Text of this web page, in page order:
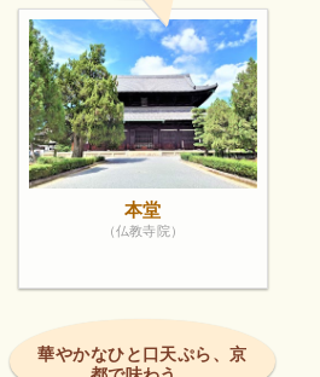
本堂
（仏教寺院）
華やかなひと口天ぷら、京